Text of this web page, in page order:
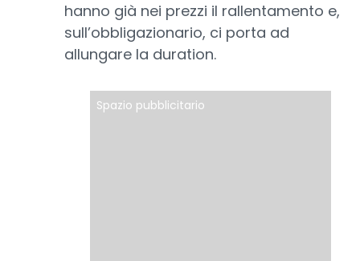
hanno già nei prezzi il rallentamento e,
sull’obbligazionario, ci porta ad
allungare la duration.
Spazio pubblicitario